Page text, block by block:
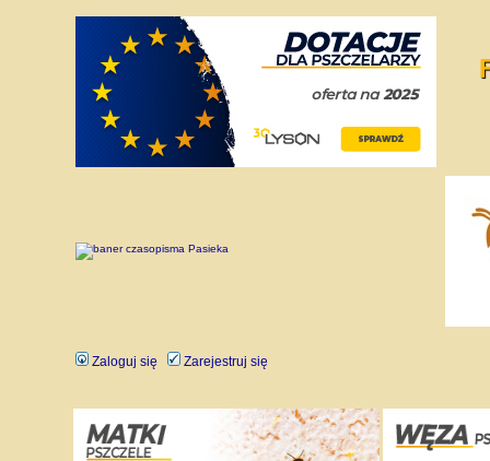
Zaloguj się Zarejestruj się